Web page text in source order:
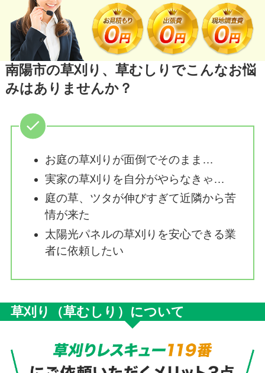
南陽市の草刈り、草むしりでこんなお悩
みはありませんか？
お庭の草刈りが面倒でそのまま…
実家の草刈りを自分がやらなきゃ…
庭の草、ツタが伸びすぎて近隣から苦
情が来た
太陽光パネルの草刈りを安心できる業
者に依頼したい
草刈り（草むしり）について